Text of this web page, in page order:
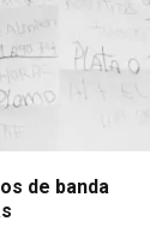
de banda